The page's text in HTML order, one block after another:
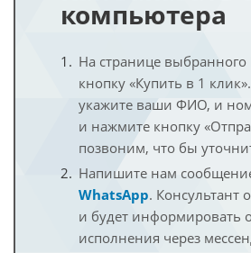
компьютера
На странице
кнопку «Купить в 1
укажите ваши ФИО, и
и нажмите кнопку
позвоним, что бы
Напишите нам
WhatsApp. Консультант
и будет информировать
исполнения через